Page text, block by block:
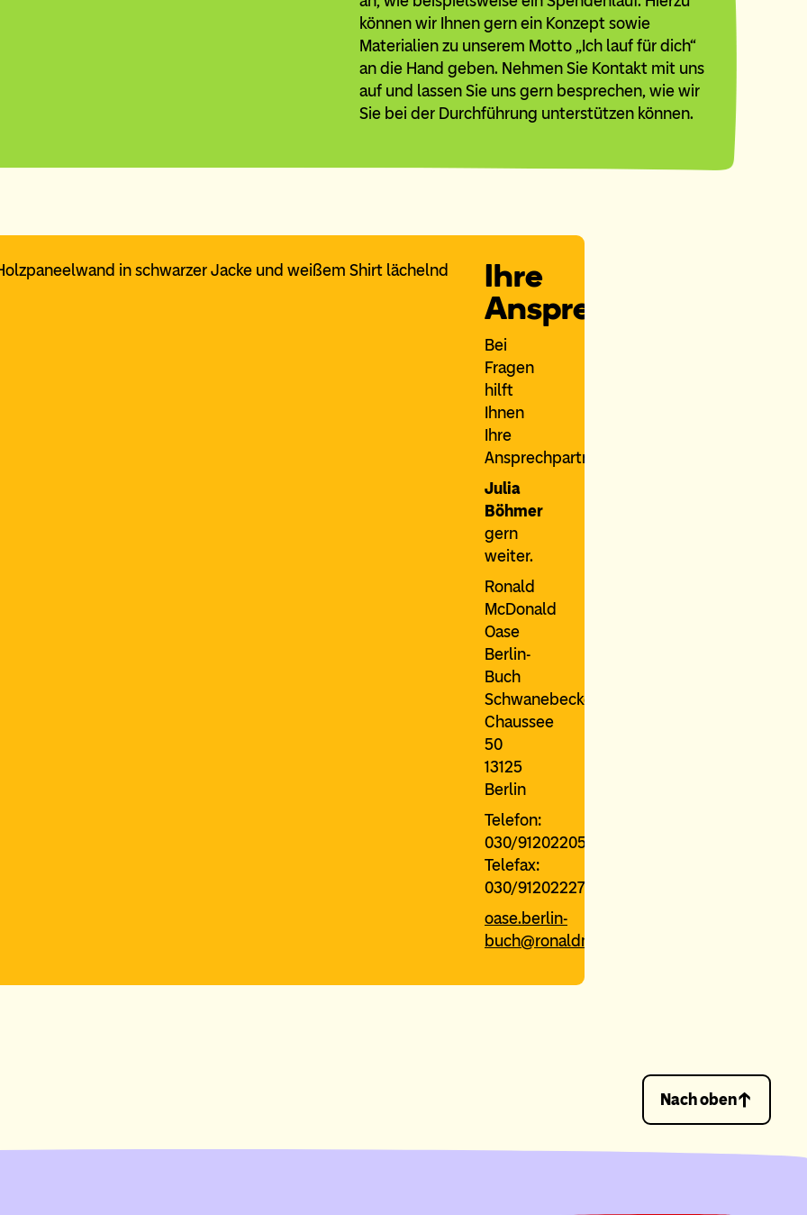
können wir Ihnen gern ein Konzept sowie
Materialien zu unserem Motto „Ich lauf für dich“
an die Hand geben. Nehmen Sie Kontakt mit uns
auf und lassen Sie uns gern besprechen, wie wir
Sie bei der Durchführung unterstützen können.
Ihre
Ansprechpartnerin
Bei
Fragen
hilft
Ihnen
Ihre
Ansprechpartnerin
Julia
Böhmer
gern
weiter.
Ronald
McDonald
Oase
Berlin-
Buch
Schwanebecker
Chaussee
50
13125
Berlin
Telefon:
030/91202205
Telefax:
030/91202227
oase.berlin-
buch@ronaldmcdonaldhaus.de
Nach oben